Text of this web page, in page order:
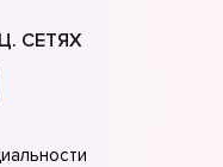
СЕТЯХ